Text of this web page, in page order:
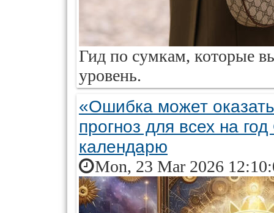
Гид по сумкам, которые
уровень.
«Ошибка может
прогноз для всех на
календарю
Mon, 23 Mar 2026